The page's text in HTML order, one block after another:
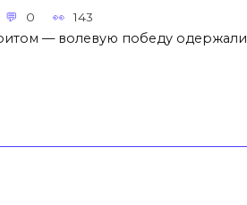
0 143
— волевую победу одержали